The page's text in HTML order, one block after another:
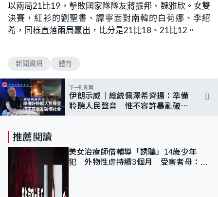
以兩局21比19，擊敗國家隊隊友蔣振邦、魏雅欣。女雙
決賽，紅衫的劉聖書、譚寧面對南韓的白荷娜、李紹
希，同樣直落兩局贏出，比分是21比18、21比12。
新聞資訊 體育
下一則新聞
伊朗示威｜總統佩澤希齊揚：準備
聆聽人民聲音 惟不容許暴亂破壞
推薦閱讀
美女治療師借輔導「誘騙」14歲少年
犯 外物性虐持續3個月 受害者母：要